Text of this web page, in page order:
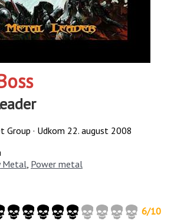
Group · Udkom 22. august 2008
Metal Power metal
6/10